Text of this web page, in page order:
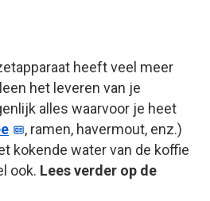
heeft veel meer
het leveren van je
alles waarvoor je heet
, ramen, havermout, enz.)
kokende water van de koffie
ook. Lees verder op de